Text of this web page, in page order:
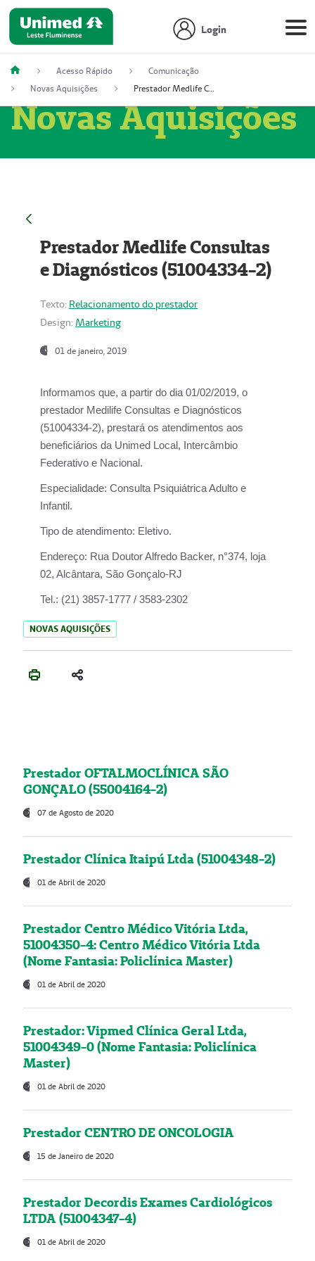
Login
Acesso Rápido
Comunicação
Novas Aquisições
Prestador Medlife Consultas e Diagnósticos (51004334-2)
Novas Aquisições
Prestador Medlife Consultas
e Diagnósticos (51004334-2)
Texto: Relacionamento do prestador
Design: Marketing
01 de janeiro, 2019
Informamos que, a partir do dia 01/02/2019, o
prestador Medilife Consultas e Diagnósticos
(51004334-2), prestará os atendimentos aos
beneficiários da Unimed Local, Intercâmbio
Federativo e Nacional.
Especialidade: Consulta Psiquiátrica Adulto e
Infantil.
Tipo de atendimento: Eletivo.
Endereço: Rua Doutor Alfredo Backer, n°374, loja
02, Alcântara, São Gonçalo-RJ
Tel.: (21) 3857-1777 / 3583-2302
NOVAS AQUISIÇÕES
Prestador OFTALMOCLÍNICA SÃO
GONÇALO (55004164-2)
07 de Agosto de 2020
Prestador Clínica Itaipú Ltda (51004348-2)
01 de Abril de 2020
Prestador Centro Médico Vitória Ltda,
51004350-4: Centro Médico Vitória Ltda
(Nome Fantasia: Policlínica Master)
01 de Abril de 2020
Prestador: Vipmed Clínica Geral Ltda,
51004349-0 (Nome Fantasia: Policlínica
Master)
01 de Abril de 2020
Prestador CENTRO DE ONCOLOGIA
15 de Janeiro de 2020
Prestador Decordis Exames Cardiológicos
LTDA (51004347-4)
01 de Abril de 2020